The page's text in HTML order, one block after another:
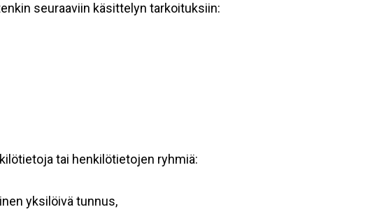
seuraaviin käsittelyn tarkoituksiin:
tai henkilötietojen ryhmiä:
yksilöivä tunnus,